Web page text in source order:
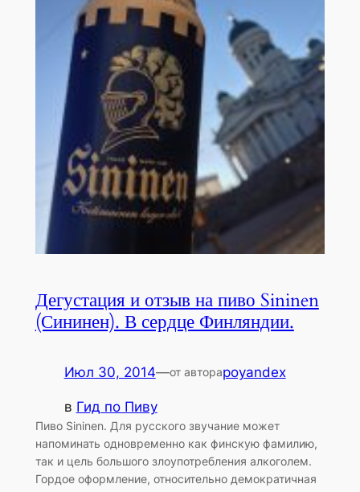
Дегустация и отзыв на пиво Sininen
(Сининен). В сердце Финляндии.
Июл 30, 2014—от автораpoyandex
в Гид по Пиву
Пиво Sininen. Для русского звучание может
напоминать одновременно как финскую фамилию,
так и цель большого злоупотребления алкоголем.
Гордое оформление, относительно демократичная